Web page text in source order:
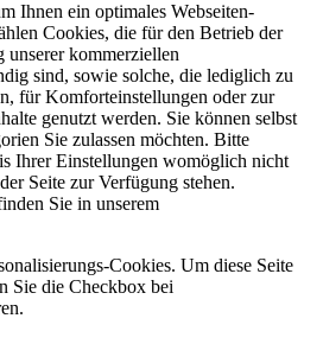
Ihnen ein optimales Webseiten-
Cookies, die für den Betrieb der
unserer kommerziellen
sind, sowie solche, die lediglich zu
für Komforteinstellungen oder zur
genutzt werden. Sie können selbst
Sie zulassen möchten. Bitte
Ihrer Einstellungen womöglich nicht
Seite zur Verfügung stehen.
Sie in unserem
Cookies. Um diese Seite
Sie die Checkbox bei